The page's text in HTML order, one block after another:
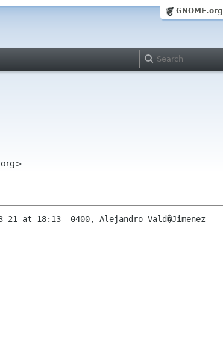
GNOME.org
org>
21 at 18:13 -0400, Alejandro Vald�Jimenez